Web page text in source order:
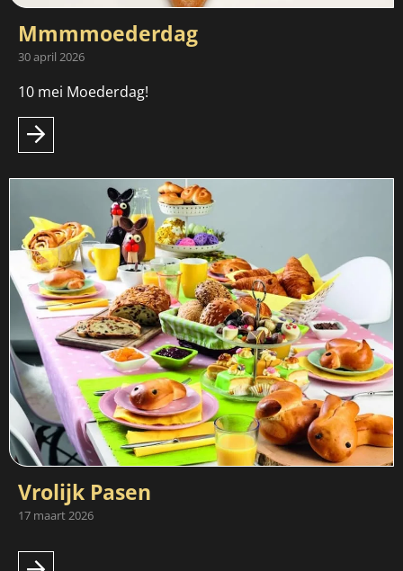
Mmmmoederdag
30 april 2026
10 mei Moederdag!
Vrolijk Pasen
17 maart 2026